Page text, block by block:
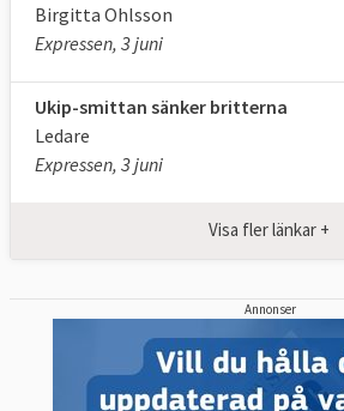
Kristdemokraterna 5,9 % (1)
Feministiskt initiativ 5,5 % (1)
Birgitta Ohlsson
Expressen, 3 juni
Ukip-smittan sänker britterna
Ledare
Expressen, 3 juni
Visa fler länkar +
Annonser